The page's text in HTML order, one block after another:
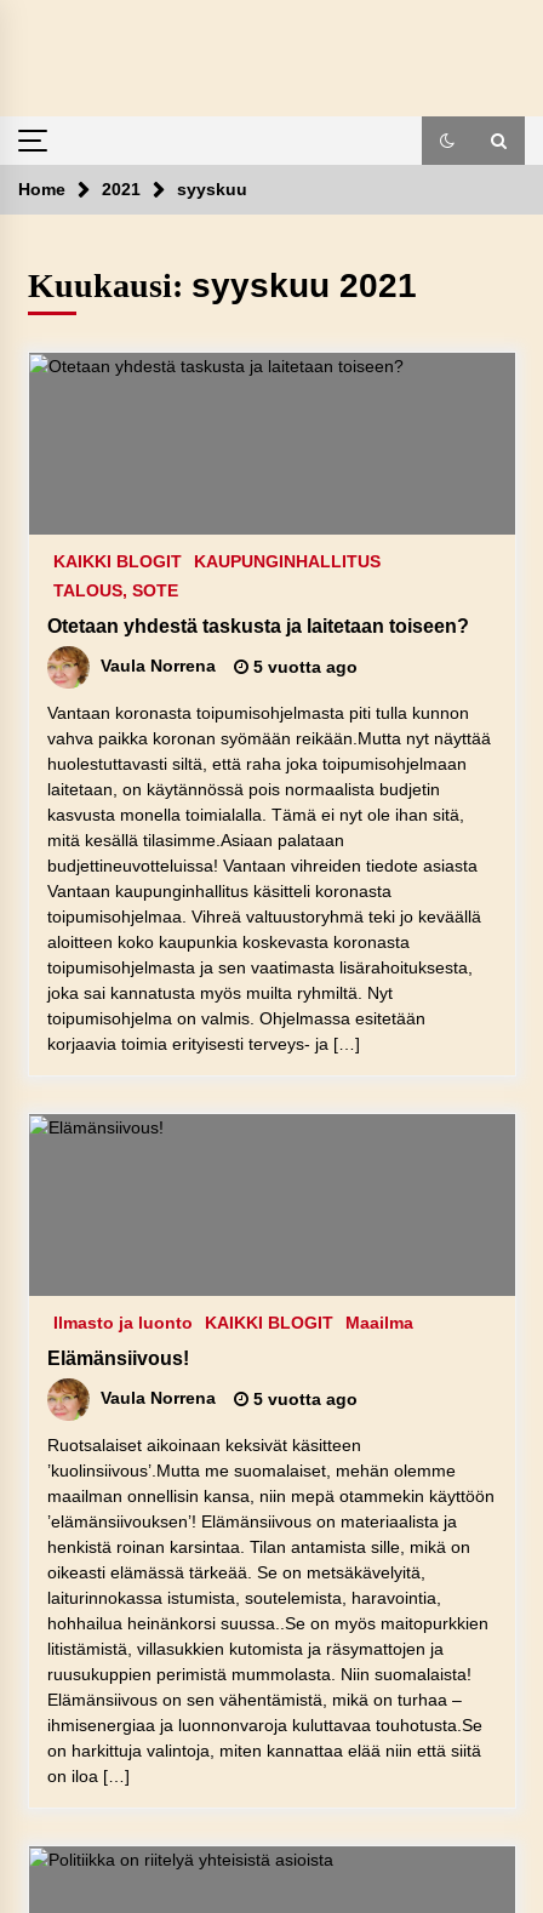
Home 2021 syyskuu
Kuukausi: syyskuu 2021
KAIKKI BLOGIT
KAUPUNGINHALLITUS
TALOUS, SOTE
Otetaan yhdestä taskusta ja laitetaan toiseen?
Vaula Norrena 5 vuotta ago
Vantaan koronasta toipumisohjelmasta piti tulla kunnon
vahva paikka koronan syömään reikään.Mutta nyt näyttää
huolestuttavasti siltä, että raha joka toipumisohjelmaan
laitetaan, on käytännössä pois normaalista budjetin
kasvusta monella toimialalla. Tämä ei nyt ole ihan sitä,
mitä kesällä tilasimme.Asiaan palataan
budjettineuvotteluissa! Vantaan vihreiden tiedote asiasta
Vantaan kaupunginhallitus käsitteli koronasta
toipumisohjelmaa. Vihreä valtuustoryhmä teki jo keväällä
aloitteen koko kaupunkia koskevasta koronasta
toipumisohjelmasta ja sen vaatimasta lisärahoituksesta,
joka sai kannatusta myös muilta ryhmiltä. Nyt
toipumisohjelma on valmis. Ohjelmassa esitetään
korjaavia toimia erityisesti terveys- ja […]
Ilmasto ja luonto KAIKKI BLOGIT Maailma
Elämänsiivous!
Vaula Norrena 5 vuotta ago
Ruotsalaiset aikoinaan keksivät käsitteen
’kuolinsiivous’.Mutta me suomalaiset, mehän olemme
maailman onnellisin kansa, niin mepä otammekin käyttöön
’elämänsiivouksen’! Elämänsiivous on materiaalista ja
henkistä roinan karsintaa. Tilan antamista sille, mikä on
oikeasti elämässä tärkeää. Se on metsäkävelyitä,
laiturinnokassa istumista, soutelemista, haravointia,
hohhailua heinänkorsi suussa..Se on myös maitopurkkien
litistämistä, villasukkien kutomista ja räsymattojen ja
ruusukuppien perimistä mummolasta. Niin suomalaista!
Elämänsiivous on sen vähentämistä, mikä on turhaa –
ihmisenergiaa ja luonnonvaroja kuluttavaa touhotusta.Se
on harkittuja valintoja, miten kannattaa elää niin että siitä
on iloa […]